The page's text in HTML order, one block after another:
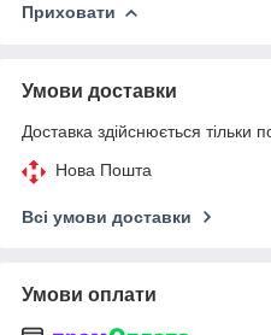
Приховати
Умови доставки
Доставка здійснюється тільки
Нова Пошта
Всі умови доставки
Умови оплати